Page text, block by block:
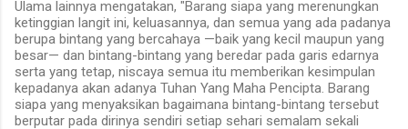
Ulama lainnya mengatakan, "Barang siapa yang merenungkan
ketinggian langit ini, keluasannya, dan semua yang ada padanya
berupa bintang yang bercahaya —baik yang kecil maupun yang
besar— dan bintang-bintang yang beredar pada garis edarnya
serta yang tetap, niscaya semua itu memberikan kesimpulan
kepadanya akan adanya Tuhan Yang Maha Pencipta. Barang
siapa yang menyaksikan bagaimana bintang-bintang tersebut
berputar pada dirinya sendiri setiap sehari semalam sekali